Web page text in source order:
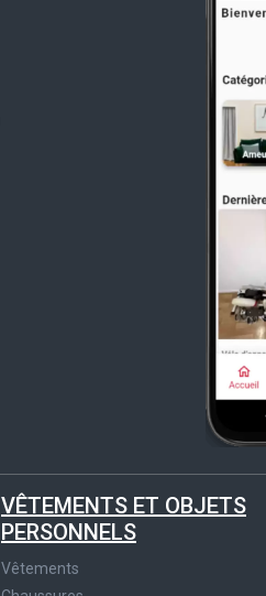
VÊTEMENTS ET OBJETS
PERSONNELS
Vêtements